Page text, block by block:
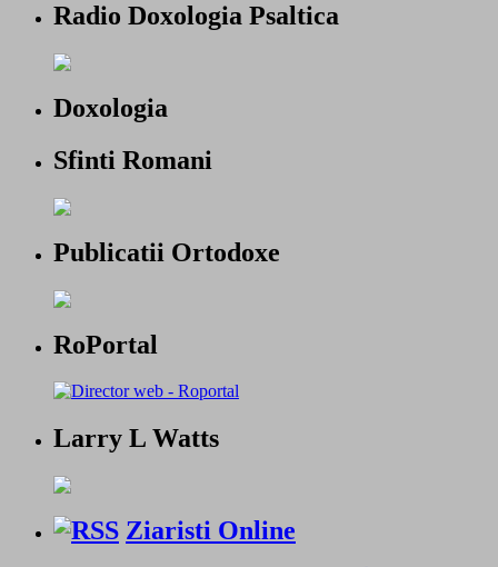
Radio Doxologia Psaltica
Doxologia
Sfinti Romani
Publicatii Ortodoxe
RoPortal
Larry L Watts
Ziaristi Online